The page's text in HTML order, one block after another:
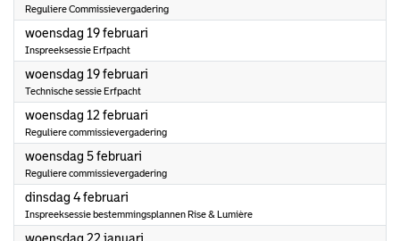
Reguliere Commissievergadering
woensdag 19 februari
Inspreeksessie Erfpacht
woensdag 19 februari
Technische sessie Erfpacht
woensdag 12 februari
Reguliere commissievergadering
woensdag 5 februari
Reguliere commissievergadering
dinsdag 4 februari
Inspreeksessie bestemmingsplannen Rise & Lumière